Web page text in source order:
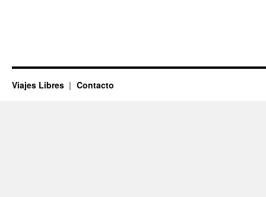
Viajes Libres Contacto